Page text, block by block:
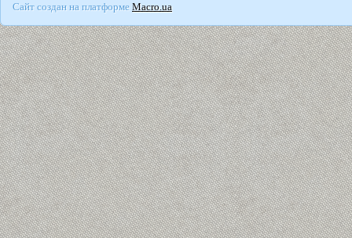
Сайт создан на платформе Macro.ua